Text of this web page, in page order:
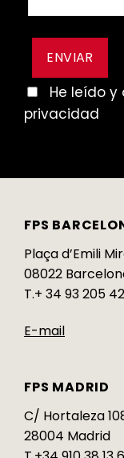
He leído
privacidad
FPS
Plaça d’Emili
08022
T.+ 34 93 205
E-mail
FPS MADRID
C/ Hortaleza
28004 Madrid